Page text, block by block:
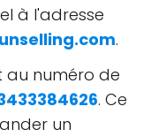
à l'adresse
.
au numéro de
. Ce
un